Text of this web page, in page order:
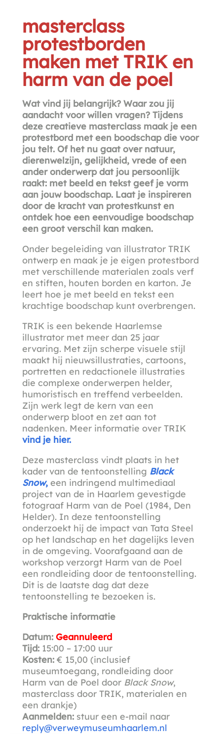
masterclass
protestborden
maken met TRIK en
harm van de poel
Wat vind jij belangrijk? Waar zou jij
aandacht voor willen vragen? Tijdens
deze creatieve masterclass maak je een
protestbord met een boodschap die voor
jou telt. Of het nu gaat over natuur,
dierenwelzijn, gelijkheid, vrede of een
ander onderwerp dat jou persoonlijk
raakt: met beeld en tekst geef je vorm
aan jouw boodschap. Laat je inspireren
door de kracht van protestkunst en
ontdek hoe een eenvoudige boodschap
een groot verschil kan maken.
Onder begeleiding van illustrator TRIK
ontwerp en maak je je eigen protestbord
met verschillende materialen zoals verf
en stiften, houten borden en karton. Je
leert hoe je met beeld en tekst een
krachtige boodschap kunt overbrengen.
TRIK is een bekende Haarlemse
illustrator met meer dan 25 jaar
ervaring. Met zijn scherpe visuele stijl
maakt hij nieuwsillustraties, cartoons,
portretten en redactionele illustraties
die complexe onderwerpen helder,
humoristisch en treffend verbeelden.
Zijn werk legt de kern van een
onderwerp bloot en zet aan tot
nadenken. Meer informatie over TRIK
vind je hier.
Deze masterclass vindt plaats in het
kader van de tentoonstelling Black
Snow,een indringend multimediaal
project van de in Haarlem gevestigde
fotograaf Harm van de Poel (1984, Den
Helder). In deze tentoonstelling
onderzoekt hij de impact van Tata Steel
op het landschap en het dagelijks leven
in de omgeving. Voorafgaand aan de
workshop verzorgt Harm van de Poel
een rondleiding door de tentoonstelling.
Dit is de laatste dag dat deze
tentoonstelling te bezoeken is.
Praktische informatie
Datum: Geannuleerd
Tijd: 15:00 – 17:00 uur
Kosten: € 15,00 (inclusief
museumtoegang, rondleiding door
Harm van de Poel door Black Snow,
masterclass door TRIK, materialen en
een drankje)
Aanmelden: stuur een e-mail naar
reply@verweymuseumhaarlem.nl